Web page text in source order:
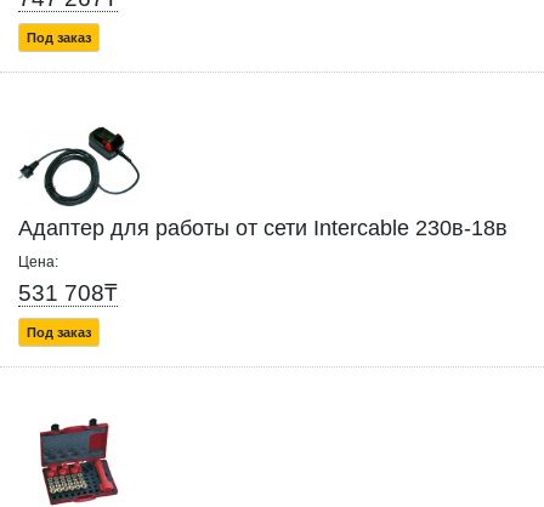
Под заказ
Адаптер для работы от сети Intercable 230в-18в
Цена:
531 708₸
Под заказ